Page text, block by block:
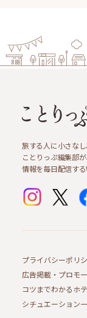
旅する人に小さなし
ことりっぷ編集部
情報を毎日配信する
プライバシーポリ
広告掲載・プロモ
コツまでわかるホ
シチュエーション